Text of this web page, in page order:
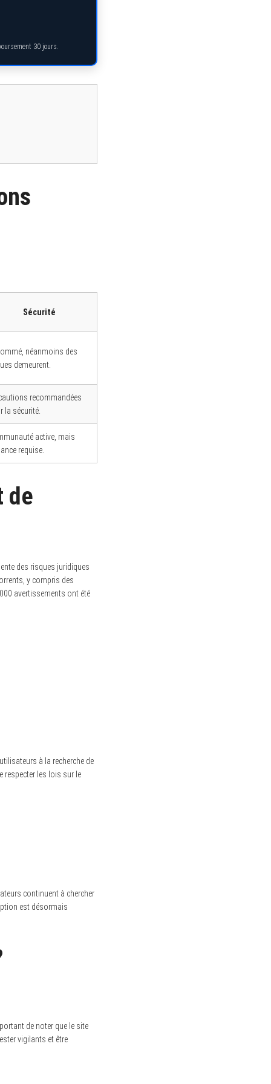
30 jours.
Sécurité
néanmoins des
demeurent.
recommandées
la sécurité.
active, mais
requise.
de
des risques juridiques
y compris des
avertissements ont été
à la recherche de
respecter les lois sur le
continuent à chercher
est désormais
de noter que le site
vigilants et être